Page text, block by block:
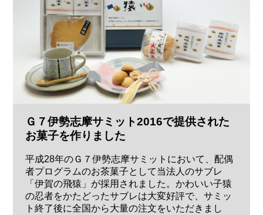
Ｇ７伊勢志摩サミット2016で提供された
お菓子を作りました
平成28年のＧ７伊勢志摩サミットにおいて、配偶
者プログラムのお茶菓子として当法人のサブレ
「伊賀の飛猿」が採用されました。かわいい子猿
の忍者をかたどったサブレは大変好評で、サミッ
ト終了後に全国から大量の注文をいただきまし